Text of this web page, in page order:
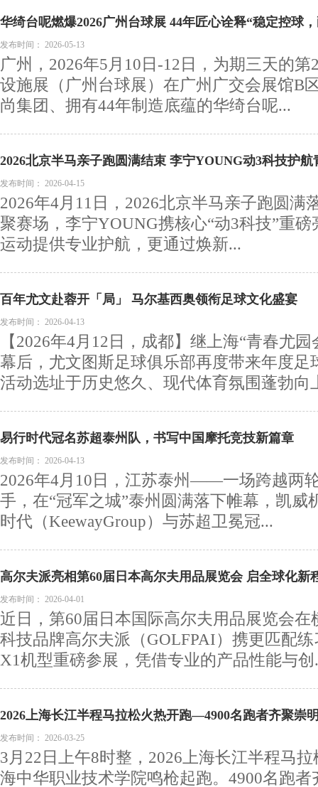
华绮台呢燃爆2026广州台球展 44年匠心诠释“稳定控球
碑双爆发
发布时间： 2026-05-13
广州，2026年5月10日-12日，为期三天的
设施展（广州台球展）在广州广交会展馆B
尚集团、拥有44年制造底蕴的华绮台呢...
2026北京半马亲子跑圆满结束 李宁YOUNG动3科技护
子陪伴新方式
发布时间： 2026-04-15
2026年4月11日，2026北京半马亲子跑圆满
聚赛场，李宁YOUNG携核心“动3科技”重
运动提供专业护航，更通过焕新...
百年尤文赴蓉开「局」 马尔基西奥领衔足球文化盛宴
发布时间： 2026-04-13
【2026年4月12日，成都】继上海“青春尤
幕后，尤文图斯足球俱乐部再度带来年度足
活动选址于历史悠久、现代体育氛围蓬勃向
易行时代冠名苏超泰州队，书写中国摩托竞技新篇章
发布时间： 2026-04-13
2026年4月10日，江苏泰州——一场跨越两
手，在“冠军之城”泰州圆满落下帷幕，凯
时代（KeewayGroup）与苏超卫冕冠...
高尔夫派亮相第60届日本高尔夫用品展览会 启全球化新
发布时间： 2026-04-01
近日，第60届日本国际高尔夫用品展览会在
科技品牌高尔夫派（GOLFPAI）携更匹配
X1机型重磅参展，凭借专业的产品性能与创
2026上海长江半程马拉松火热开跑—4900名跑者齐聚崇
之约
发布时间： 2026-03-25
3月22日上午8时整，2026上海长江半程马
海中华职业技术学院鸣枪起跑。4900名跑